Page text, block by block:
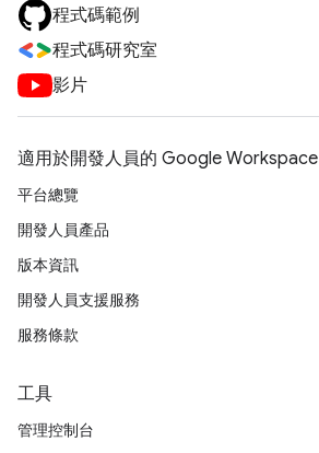
程式碼範例
程式碼研究室
影片
適用於開發人員的 Google Workspace
平台總覽
開發人員產品
版本資訊
開發人員支援服務
服務條款
工具
管理控制台